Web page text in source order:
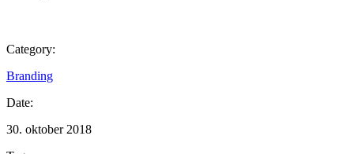
Category:
Branding
Date:
30. oktober 2018